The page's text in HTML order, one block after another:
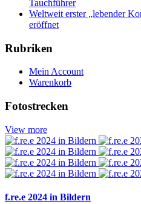
Tauchführer
Weltweit erster „lebender
eröffnet
Rubriken
Mein Account
Warenkorb
Fotostrecken
View more
f.re.e 2024 in Bildern